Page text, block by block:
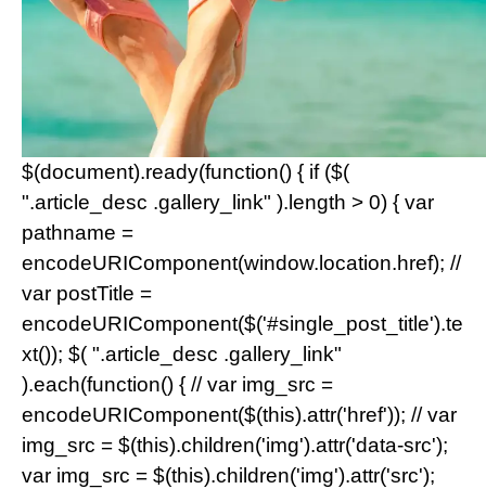
$(document).ready(function() { if ($(
".article_desc .gallery_link" ).length > 0) { var
pathname =
encodeURIComponent(window.location.href); //
var postTitle =
encodeURIComponent($('#single_post_title').te
xt()); $( ".article_desc .gallery_link"
).each(function() { // var img_src =
encodeURIComponent($(this).attr('href')); // var
img_src = $(this).children('img').attr('data-src');
var img_src = $(this).children('img').attr('src');